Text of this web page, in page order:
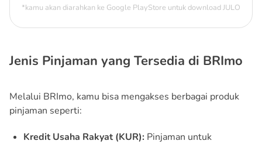
*kamu akan diarahkan ke Google PlayStore untuk download JULO
Jenis Pinjaman yang Tersedia di BRImo
Melalui BRImo, kamu bisa mengakses berbagai produk
pinjaman seperti:
Kredit Usaha Rakyat (KUR): Pinjaman untuk